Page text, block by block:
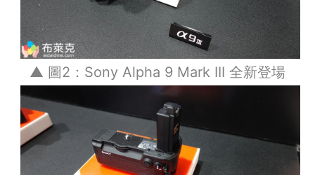
▲ 圖2：Sony Alpha 9 Mark III 全新登場